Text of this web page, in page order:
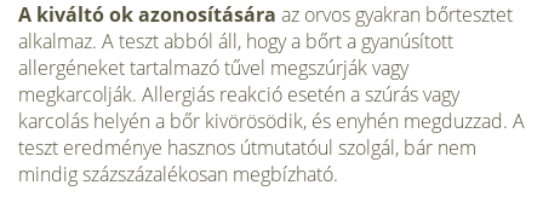
A kiváltó ok azonosítására az orvos gyakran bőrtesztet
alkal­maz. A teszt abból áll, hogy a bőrt a gyanúsított
allergéneket tartal­mazó tűvel megszúrják vagy
megkarcolják. Allergiás reakció esetén a szúrás vagy
karcolás he­lyén a bőr kivörösödik, és enyhén megduzzad. A
teszt eredménye hasznos útmutatóul szolgál, bár nem
mindig százszázalékosan megbízható.